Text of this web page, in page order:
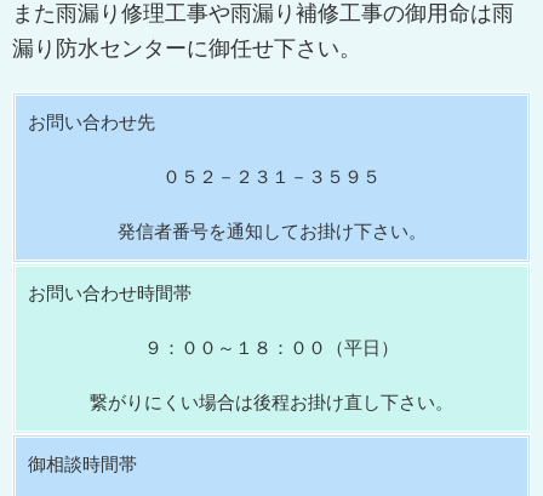
また雨漏り修理工事や雨漏り補修工事の御用命は雨
漏り防水センターに御任せ下さい。
お問い合わせ先
０５２－２３１－３５９５
発信者番号を通知してお掛け下さい。
お問い合わせ時間帯
９：００～１８：００（平日）
繋がりにくい場合は後程お掛け直し下さい。
御相談時間帯